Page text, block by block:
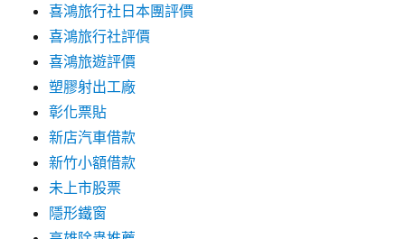
喜鴻旅行社日本團評價
喜鴻旅行社評價
喜鴻旅遊評價
塑膠射出工廠
彰化票貼
新店汽車借款
新竹小額借款
未上市股票
隱形鐵窗